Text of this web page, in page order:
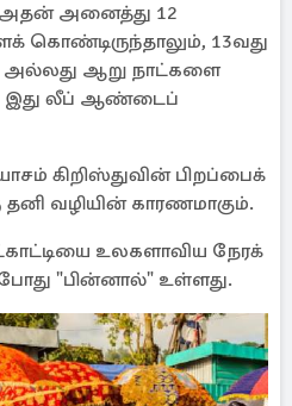
அனைத்து 12
கொண்டிருந்தாலும், 13வது
அல்லது ஆறு நாட்களை
இது லீப் ஆண்டைப்
கிறிஸ்துவின் பிறப்பைக்
வழியின் காரணமாகும்.
உலகளாவிய நேரக்
"பின்னால்" உள்ளது.